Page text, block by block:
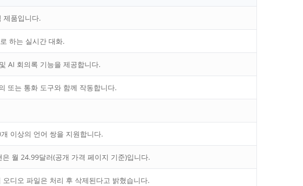
제품입니다.
하는 실시간 대화.
AI 회의록 기능을 제공합니다.
또는 통화 도구와 함께 작동합니다.
이상의 언어 쌍을 지원합니다.
월 24.99달러(공개 가격 페이지 기준)입니다.
디오 파일은 처리 후 삭제된다고 밝혔습니다.